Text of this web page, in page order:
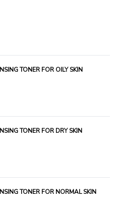
TONER FOR OILY SKIN
TONER FOR DRY SKIN
TONER FOR NORMAL SKIN